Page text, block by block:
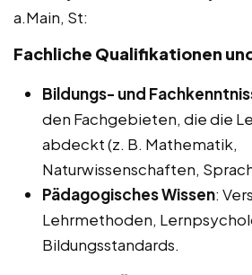
a.Main, St:
Fachliche Qualifikationen
Bildungs- und
den Fachgebieten, die die
abdeckt (z. B. Mathematik,
Naturwissenschaften,
Pädagogisches Wissen:
Lehrmethoden,
Bildungsstandards.